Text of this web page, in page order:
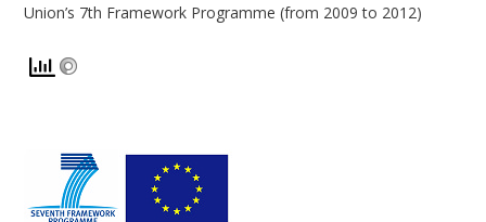
Union’s 7th Framework Programme (from 2009 to 2012)